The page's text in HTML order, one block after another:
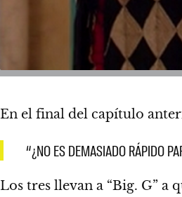
En el final del capítulo
“¿NO ES DEMASIADO RÁPIDO
Los tres llevan a “Big. G” a